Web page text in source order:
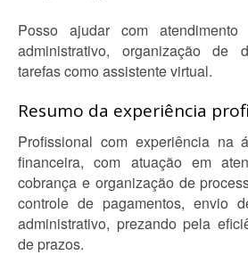
Posso ajudar com
administrativo, organização de
tarefas como assistente virtual.
Resumo da experiência
Profissional com experiência na
financeira, com atuação em
cobrança e organização de
controle de pagamentos, envio
administrativo, prezando pela
de prazos.